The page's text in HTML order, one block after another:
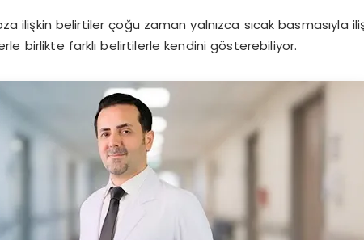
ilişkin belirtiler çoğu zaman yalnızca sıcak basmasıyla
birlikte farklı belirtilerle kendini gösterebiliyor.